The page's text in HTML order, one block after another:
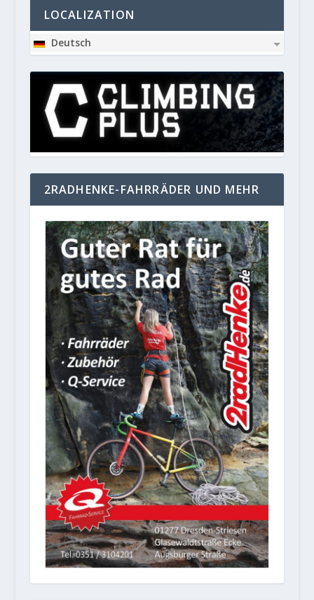
LOCALIZATION
Deutsch
2RADHENKE-FAHRRÄDER UND MEHR